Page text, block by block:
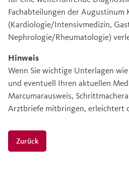
Fachabteilungen der Augustinum
(Kardiologie/Intensivmedizin,
Nephrologie/Rheumatologie)
Hinweis
Wenn Sie wichtige Unterlagen
und eventuell Ihren aktuellen
Marcumarausweis,
Arztbriefe mitbringen, erleichtert
Zurück